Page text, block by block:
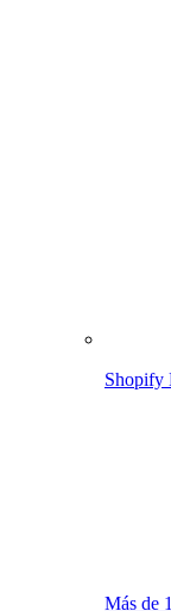
Shopify
Más de